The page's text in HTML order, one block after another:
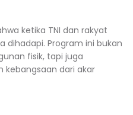
ketika TNI dan rakyat
dihadapi. Program ini bukan
fisik, tapi juga
kebangsaan dari akar